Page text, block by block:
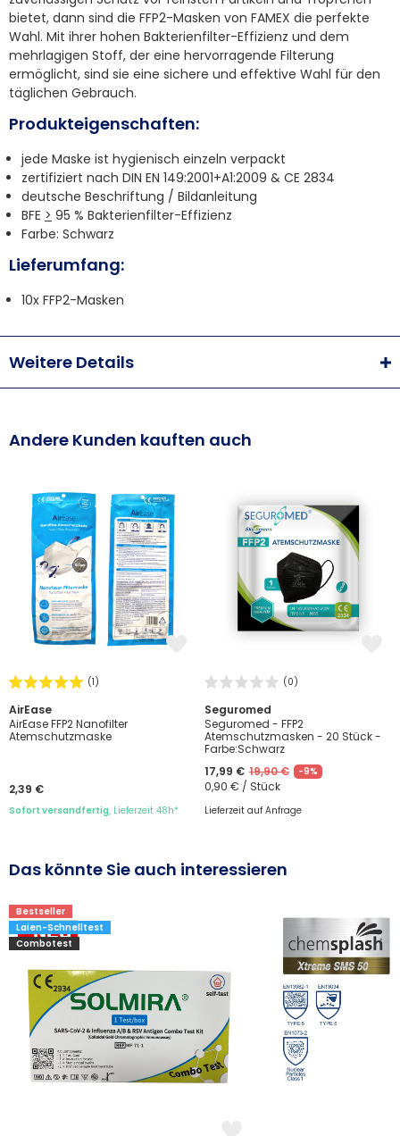
bietet, dann sind die FFP2-Masken von FAMEX die perfekte
Wahl. Mit ihrer hohen Bakterienfilter-Effizienz und dem
mehrlagigen Stoff, der eine hervorragende Filterung
ermöglicht, sind sie eine sichere und effektive Wahl für den
täglichen Gebrauch.
Produkteigenschaften:
jede Maske ist hygienisch einzeln verpackt
zertifiziert nach DIN EN 149:2001+A1:2009 & CE 2834
deutsche Beschriftung / Bildanleitung
BFE > 95 % Bakterienfilter-Effizienz
Farbe: Schwarz
Lieferumfang:
10x FFP2-Masken
Weitere Details
Andere Kunden kauften auch
(1)
AirEase
AirEase FFP2 Nanofilter
Atemschutzmaske
2,39 €
Sofort versandfertig, Lieferzeit 48h*
(0)
Seguromed
Seguromed - FFP2
Atemschutzmasken - 20 Stück -
Farbe:Schwarz
17,99 € 19,90 € -9%
0,90 € / Stück
Lieferzeit auf Anfrage
Das könnte Sie auch interessieren
Bestseller
Laien-Schnelltest
Combotest